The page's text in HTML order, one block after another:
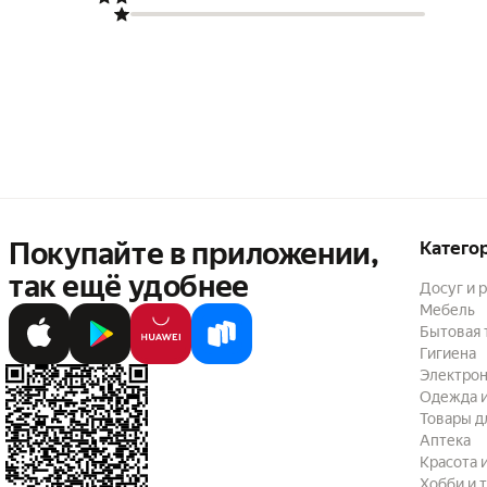
Покупайте в приложении,
так ещё удобнее
Досуг и
Мебель
Бытовая
Гигиена
Одежда
Товары
Аптека
Красота